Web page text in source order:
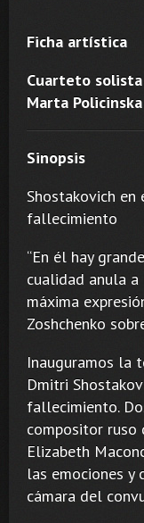
Ficha artística
Cuarteto solista
Marta
Sinopsis
Shostakovich en
fallecimiento
“En él hay
cualidad anula
máxima
Zoshchenko
Inauguramos la
Dmitri
fallecimiento.
compositor ruso
Elizabeth
las emociones y
cámara del